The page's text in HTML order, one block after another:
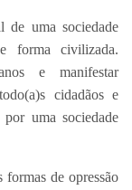
de uma sociedade
forma civilizada.
e manifestar
cidadãos e
uma sociedade
formas de opressão